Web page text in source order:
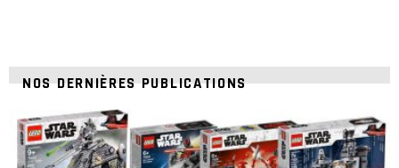
NOS DERNIÈRES PUBLICATIONS